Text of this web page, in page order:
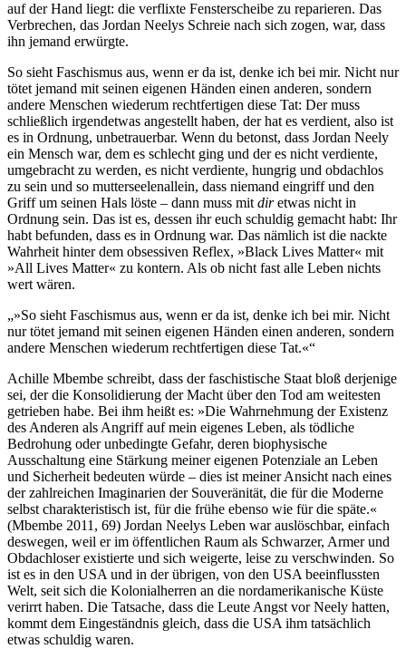
auf der Hand liegt: die verflixte Fensterscheibe zu reparieren. Das
Verbrechen, das Jordan Neelys Schreie nach sich zogen, war, dass
ihn jemand erwürgte.
So sieht Faschismus aus, wenn er da ist, denke ich bei mir. Nicht nur
tötet jemand mit seinen eigenen Händen einen anderen, sondern
andere Menschen wiederum rechtfertigen diese Tat: Der muss
schließlich irgendetwas angestellt haben, der hat es verdient, also ist
es in Ordnung, unbetrauerbar. Wenn du betonst, dass Jordan Neely
ein Mensch war, dem es schlecht ging und der es nicht verdiente,
umgebracht zu werden, es nicht verdiente, hungrig und obdachlos
zu sein und so mutterseelenallein, dass niemand eingriff und den
Griff um seinen Hals löste – dann muss mit diretwas nicht in
Ordnung sein. Das ist es, dessen ihr euch schuldig gemacht habt: Ihr
habt befunden, dass es in Ordnung war. Das nämlich ist die nackte
Wahrheit hinter dem obsessiven Reflex, »Black Lives Matter« mit
»All Lives Matter« zu kontern. Als ob nicht fast alle Leben nichts
wert wären.
»So sieht Faschismus aus, wenn er da ist, denke ich bei mir. Nicht
nur tötet jemand mit seinen eigenen Händen einen anderen, sondern
andere Menschen wiederum rechtfertigen diese Tat.«
Achille Mbembe schreibt, dass der faschistische Staat bloß derjenige
sei, der die Konsolidierung der Macht über den Tod am weitesten
getrieben habe. Bei ihm heißt es: »Die Wahrnehmung der Existenz
des Anderen als Angriff auf mein eigenes Leben, als tödliche
Bedrohung oder unbedingte Gefahr, deren biophysische
Ausschaltung eine Stärkung meiner eigenen Potenziale an Leben
und Sicherheit bedeuten würde – dies ist meiner Ansicht nach eines
der zahlreichen Imaginarien der Souveränität, die für die Moderne
selbst charakteristisch ist, für die frühe ebenso wie für die späte.«
(Mbembe 2011, 69) Jordan Neelys Leben war auslöschbar, einfach
deswegen, weil er im öffentlichen Raum als Schwarzer, Armer und
Obdachloser existierte und sich weigerte, leise zu verschwinden. So
ist es in den USA und in der übrigen, von den USA beeinflussten
Welt, seit sich die Kolonialherren an die nordamerikanische Küste
verirrt haben. Die Tatsache, dass die Leute Angst vor Neely hatten,
kommt dem Eingeständnis gleich, dass die USA ihm tatsächlich
etwas schuldig waren.